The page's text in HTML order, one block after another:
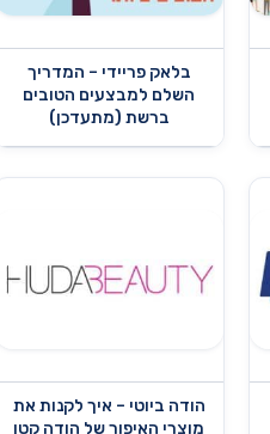
בלאק פריידי – המדריך
השלם למבצעים הטובים
ברשת (מתעדכן)
הודה ביוטי – איך לקנות את
מוצרי האיפור של הודה קטן